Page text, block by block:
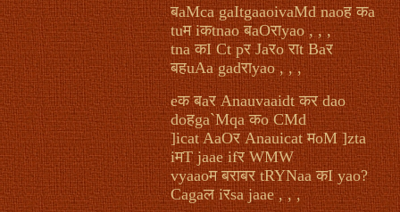
बaMca gaItgaaoivaMd naoह कa
tuम iकtnao बaOराyao , , ,
tna कI Ct pर Jaरo राt Baर
बहuAa gadराyao , , ,
eक बaर Anauvaaidt कर dao
doहga`Mqa कo CMd
]icat AaOर Anauicat मoM ]zta
iमT jaae ifर WMW
vyaaoम बराबर tRYNaa कI yao?
Cagaल iरsa jaae , , ,